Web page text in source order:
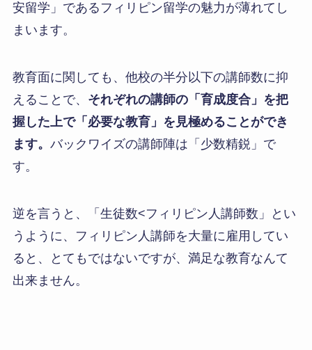
安留学」であるフィリピン留学の魅力が薄れてし
まいます。
教育面に関しても、他校の半分以下の講師数に抑
えることで、 それぞれの講師の「育成度合」を把
握した上で「必要な教育」を見極めることができ
ます。 バックワイズの講師陣は「少数精鋭」で
す。
逆を言うと、「生徒数<フィリピン人講師数」とい
うように、フィリピン人講師を大量に雇用してい
ると、とてもではないですが、満足な教育なんて
出来ません。